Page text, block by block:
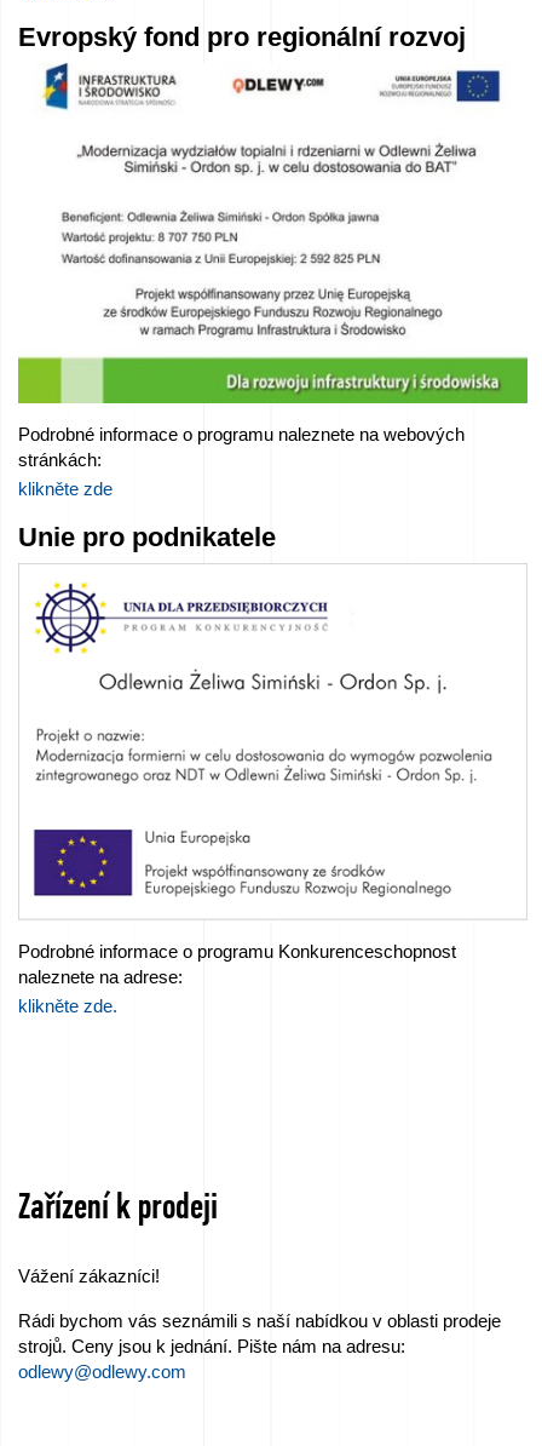
Evropský fond pro regionální rozvoj
Podrobné informace o programu naleznete na webových
stránkách:
klikněte zde
Unie pro podnikatele
Podrobné informace o programu Konkurenceschopnost
naleznete na adrese:
klikněte zde.
Zařízení k prodeji
Vážení zákazníci!
Rádi bychom vás seznámili s naší nabídkou v oblasti prodeje
strojů. Ceny jsou k jednání. Pište nám na adresu:
odlewy@odlewy.com